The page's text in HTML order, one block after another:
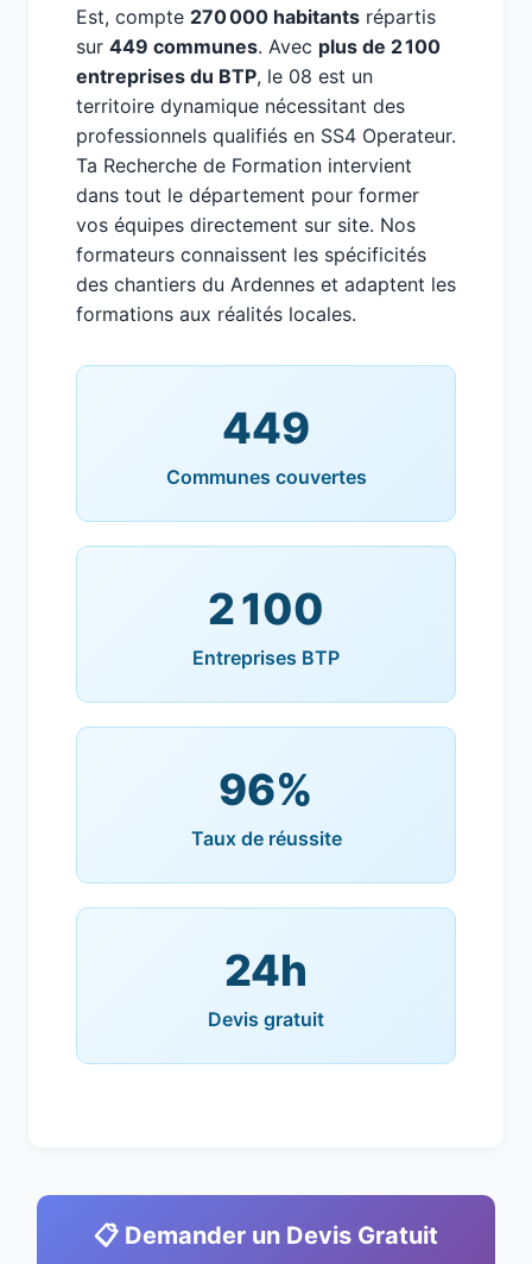
Est, compte 270 000 habitants répartis
sur 449 communes. Avec plus de 2 100
entreprises du BTP, le 08 est un
territoire dynamique nécessitant des
professionnels qualifiés en SS4 Operateur.
Ta Recherche de Formation intervient
dans tout le département pour former
vos équipes directement sur site. Nos
formateurs connaissent les spécificités
des chantiers du Ardennes et adaptent les
formations aux réalités locales.
449
Communes couvertes
2 100
Entreprises BTP
96%
Taux de réussite
24h
Devis gratuit
📋 Demander un Devis Gratuit